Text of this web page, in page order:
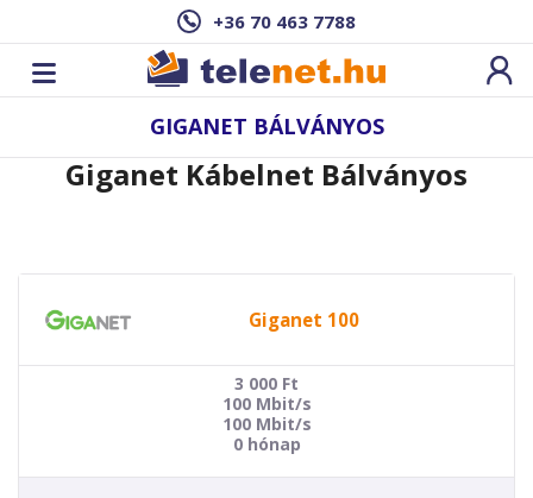
+36 70 463 7788
GIGANET BÁLVÁNYOS
Giganet Kábelnet Bálványos
Giganet 100
3 000 Ft
100 Mbit/s
100 Mbit/s
0 hónap